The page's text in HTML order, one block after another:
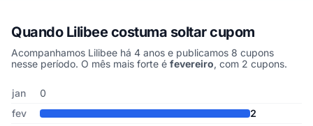
Quando Lilibee costuma soltar cupom
Acompanhamos Lilibee há 4 anos e publicamos 8 cupons
nesse período. O mês mais forte é fevereiro, com 2 cupons.
Cupons de Lilibee publicados por mês, somando os últimos 4
Mês Cupons publicados
jan
0
fev
2